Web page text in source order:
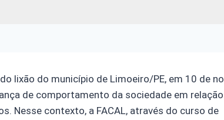
lixão do município de Limoeiro/PE, em 10 de
de comportamento da sociedade em
Nesse contexto, a FACAL, através do curso de